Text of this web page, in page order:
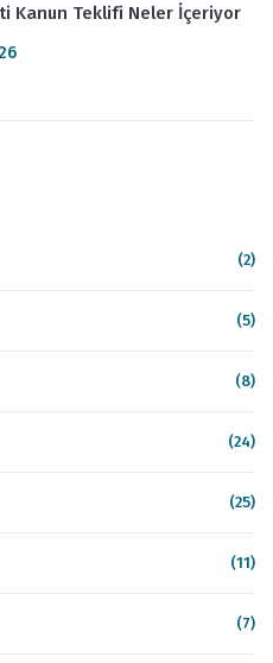
Kanun Teklifi Neler İçeriyor
(2)
(5)
(8)
(24)
(25)
(11)
(7)